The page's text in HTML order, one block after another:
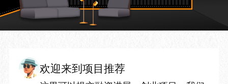
欢迎来到项目推荐